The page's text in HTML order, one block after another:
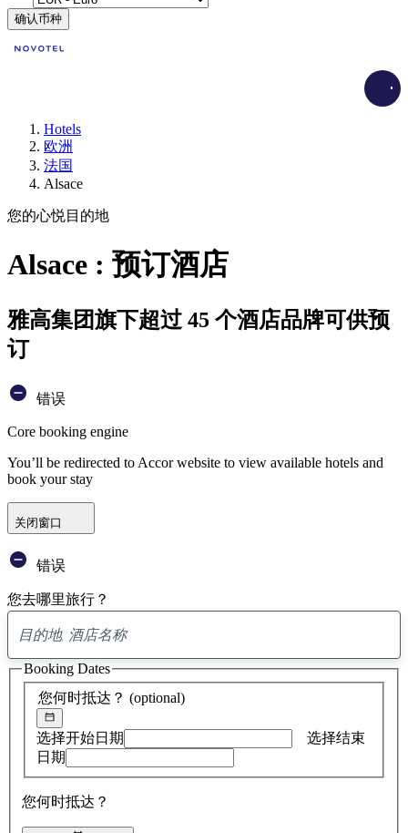
确认币种
Hotels
欧洲
法国
Alsace
您的心悦目的地
Alsace : 预订酒店
雅高集团旗下超过 45 个酒店品牌可供预
订
错误
Core booking engine
You’ll be redirected to Accor website to view available hotels and
book your stay
关闭窗口
错误
您去哪里旅行？
找
到
您何时抵达？ (optional)
选择开始日期
选择结束
日期
您何时抵达？
Booking Dates